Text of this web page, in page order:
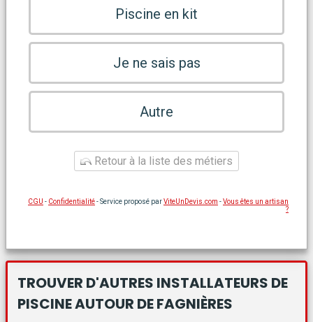
Piscine en kit
Je ne sais pas
Autre
Retour à la liste des métiers
CGU - Confidentialité- Service proposé parViteUnDevis.com -Vous êtes un artisan
?
TROUVER D'AUTRES INSTALLATEURS DE
PISCINEAUTOUR DE FAGNIÈRES